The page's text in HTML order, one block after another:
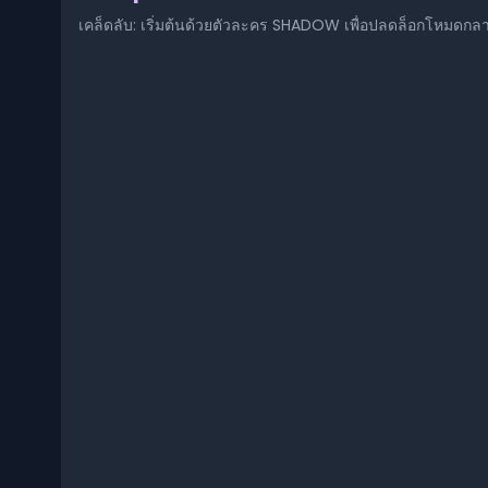
เคล็ดลับ: เริ่มต้นด้วยตัวละคร SHADOW เพื่อปลดล็อกโหมดก